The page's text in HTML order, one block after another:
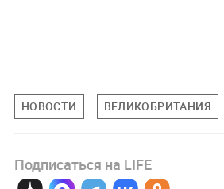
НОВОСТИ ВЕЛИКОБРИТАНИЯ
Подписаться на LIFE